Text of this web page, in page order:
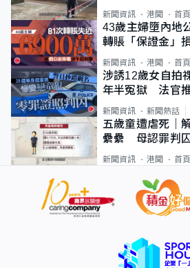
新聞資訊 港聞 首
43歲主婦墮內地
轉賬「保證金」
新聞資訊 港聞 首
涉誘12歲女自拍
年半冤獄 法官
新聞資訊 新聞熱話
五歲童遭虐死｜
纍纍 母認罪判
類案最惡劣
新聞資訊 港聞 首